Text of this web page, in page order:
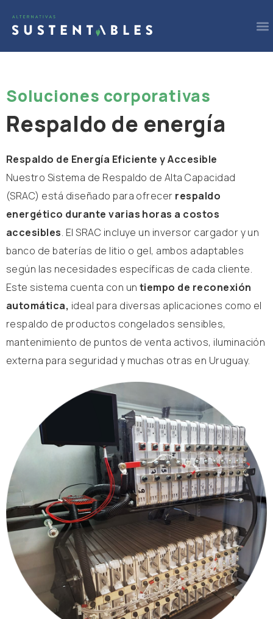
contenido
Soluciones corporativas
Respaldo de energía
Respaldo de Energía Eficiente y Accesible
Nuestro Sistema de Respaldo de Alta Capacidad
(SRAC) está diseñado para ofrecer respaldo
energético durante varias horas a costos
accesibles. El SRAC incluye un inversor cargador y un
banco de baterías de litio o gel, ambos adaptables
según las necesidades específicas de cada cliente.
Este sistema cuenta con un tiempo de reconexión
automática, ideal para diversas aplicaciones como el
respaldo de productos congelados sensibles,
mantenimiento de puntos de venta activos, iluminación
externa para seguridad y muchas otras en Uruguay.